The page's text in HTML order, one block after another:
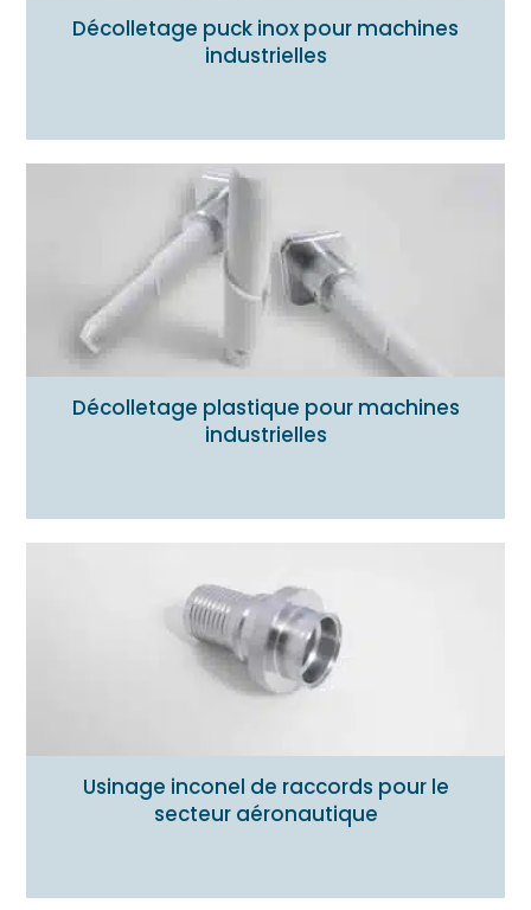
Décolletage puck inox pour machines
industrielles
Décolletage plastique pour machines
industrielles
Usinage inconel de raccords pour le
secteur aéronautique